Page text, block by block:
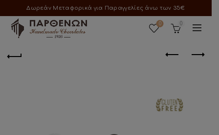
Δωρεάν Μεταφορικά για Παραγγελίες άνω των 35€
0 0